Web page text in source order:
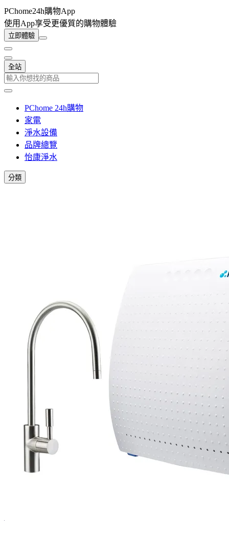
PChome24h購物App
使用App享受更優質的購物體驗
立即體驗
全站
PChome 24h購物
家電
淨水設備
品牌總覽
怡康淨水
分類